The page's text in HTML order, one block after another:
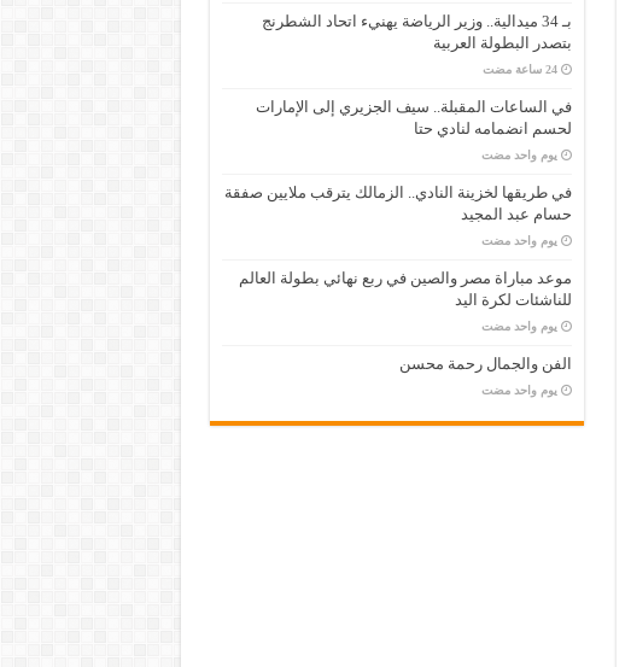
بـ 34 ميدالية.. وزير الرياضة يهنيء اتحاد الشطرنج
بتصدر البطولة العربية
‏24 ساعة مضت
في الساعات المقبلة.. سيف الجزيري إلى الإمارات
لحسم انضمامه لنادي حتا
‏يوم واحد مضت
في طريقها لخزينة النادي.. الزمالك يترقب ملايين صفقة
حسام عبد المجيد
‏يوم واحد مضت
موعد مباراة مصر والصين في ربع نهائي بطولة العالم
للناشئات لكرة اليد
‏يوم واحد مضت
الفن والجمال رحمة محسن
‏يوم واحد مضت